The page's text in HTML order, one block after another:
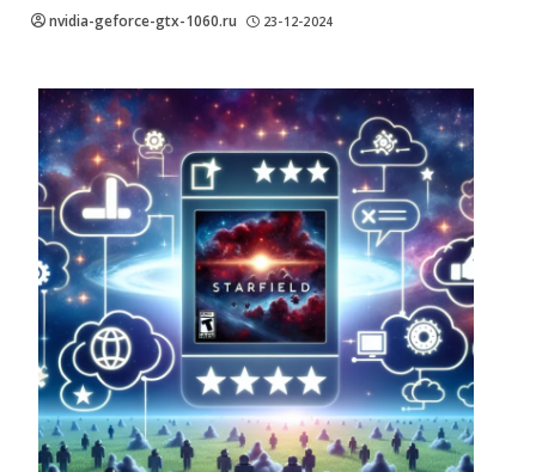
nvidia-geforce-gtx-1060.ru 23-12-2024